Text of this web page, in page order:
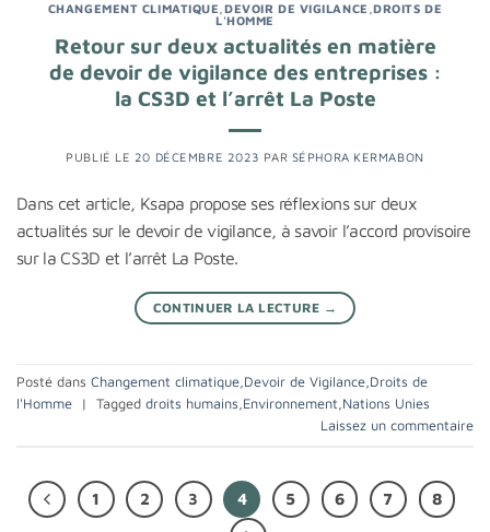
CHANGEMENT CLIMATIQUE ,DEVOIR DE VIGILANCE ,DROITS DE
L'HOMME
Retour sur deux actualités en matière
de devoir de vigilance des entreprises :
la CS3D et l’arrêt La Poste
PUBLIÉ LE 20 DÉCEMBRE 2023 PAR SÉPHORA KERMABON
Dans cet article, Ksapa propose ses réflexions sur deux
actualités sur le devoir de vigilance, à savoir l’accord provisoire
sur la CS3D et l’arrêt La Poste.
CONTINUER LA LECTURE →
Posté dans Changement climatique,Devoir de Vigilance,Droits de
l'Homme
| Tagged droits humains,Environnement,Nations Unies
Laissez un commentaire
1 2 3 4 5 6 7 8